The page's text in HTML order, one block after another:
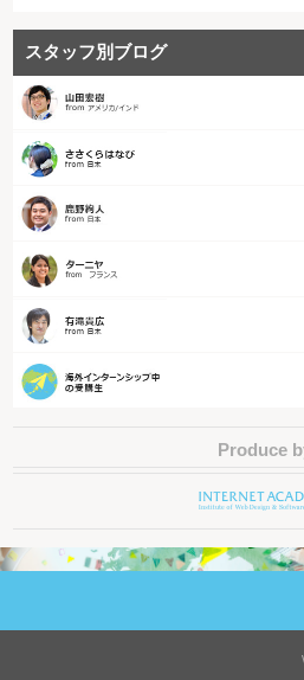
スタッフ別ブログ
Produce